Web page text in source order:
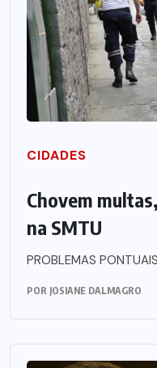
CIDADES
Chovem
na SMTU
PROBLEMAS PONTUAIS
POR JOSIANE DALMAGRO